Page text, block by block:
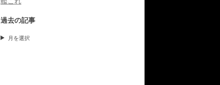
過去の記事
月を選択